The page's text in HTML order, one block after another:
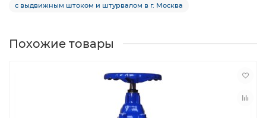
с выдвижным штоком и штурвалом в г. Москва
Похожие товары